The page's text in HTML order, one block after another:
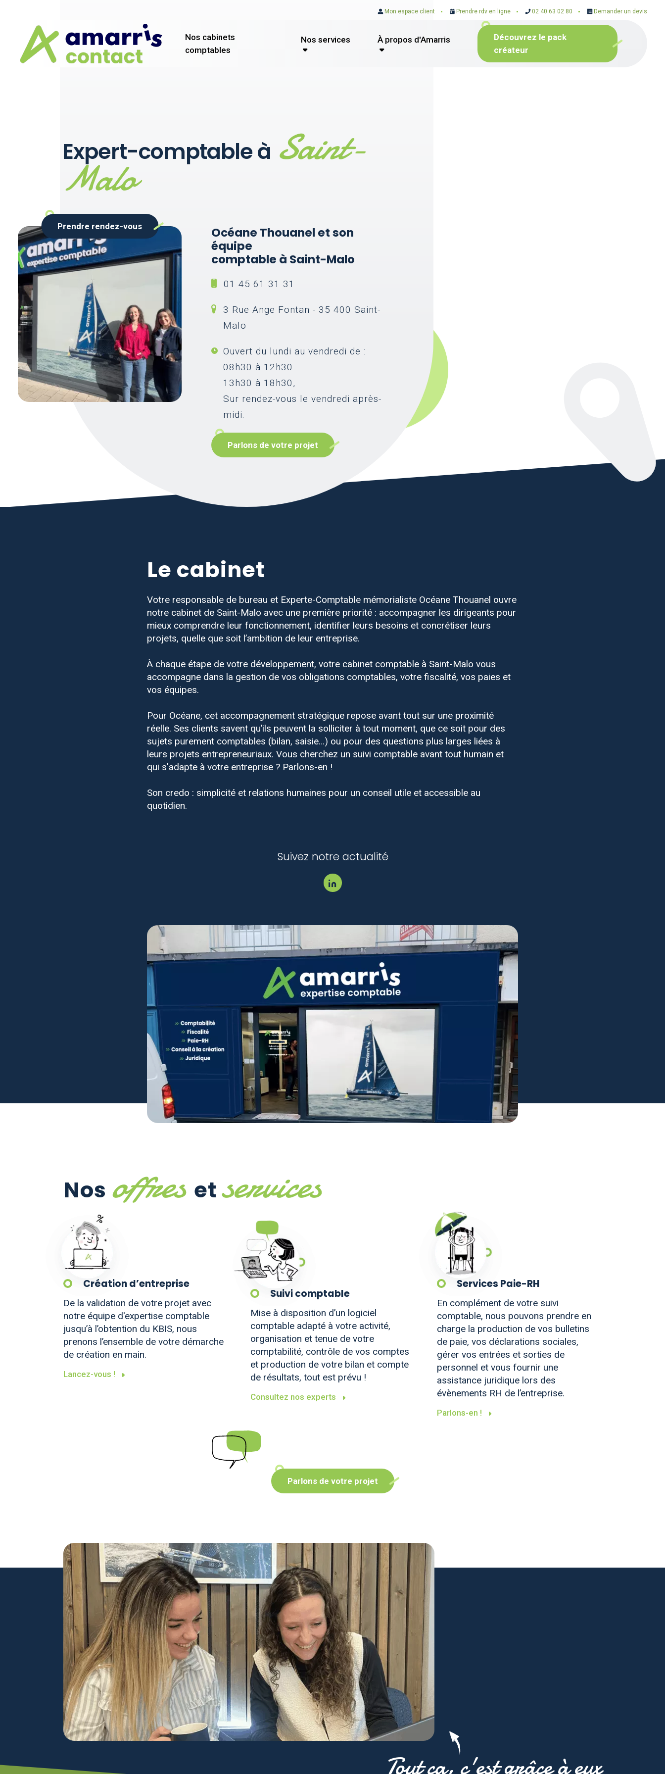
menu
contenu
Nos cabinets
comptables
Nos services À propos d'Amarris
Découvrez le pack
créateur
Mon espace client Prendre rdv en ligne 02 40 63 02 80 Demander un devis
Expert-comptable à Saint-
Malo
Prendre rendez-vous
Océane Thouanel et son
équipe
comptable à Saint-Malo
01 45 61 31 31
3 Rue Ange Fontan - 35 400 Saint-
Malo
Ouvert du lundi au vendredi de :
08h30 à 12h30
13h30 à 18h30,
Sur rendez-vous le vendredi après-
midi.
Parlons de votre projet
Le cabinet
Votre responsable de bureau et Experte-Comptable mémorialiste Océane Thouanel ouvre
notre cabinet de Saint-Malo avec une première priorité : accompagner les dirigeants pour
mieux comprendre leur fonctionnement, identifier leurs besoins et concrétiser leurs
projets, quelle que soit l’ambition de leur entreprise.
À chaque étape de votre développement, votre cabinet comptable à Saint-Malo vous
accompagne dans la gestion de vos obligations comptables, votre fiscalité, vos paies et
vos équipes.
Pour Océane, cet accompagnement stratégique repose avant tout sur une proximité
réelle. Ses clients savent qu’ils peuvent la solliciter à tout moment, que ce soit pour des
sujets purement comptables (bilan, saisie…) ou pour des questions plus larges liées à
leurs projets entrepreneuriaux. Vous cherchez un suivi comptable avant tout humain et
qui s'adapte à votre entreprise ? Parlons-en !
Son credo : simplicité et relations humaines pour un conseil utile et accessible au
quotidien.
Suivez notre actualité
Nos offres et services
Création d’entreprise
De la validation de votre projet avec
notre équipe d'expertise comptable
jusqu’à l’obtention du KBIS, nous
prenons l’ensemble de votre démarche
de création en main.
Lancez-vous !
Suivi comptable
Mise à disposition d’un logiciel
comptable adapté à votre activité,
organisation et tenue de votre
comptabilité, contrôle de vos comptes
et production de votre bilan et compte
de résultats, tout est prévu !
Consultez nos experts
Services Paie-RH
En complément de votre suivi
comptable, nous pouvons prendre en
charge la production de vos bulletins
de paie, vos déclarations sociales,
gérer vos entrées et sorties de
personnel et vous fournir une
assistance juridique lors des
évènements RH de l’entreprise.
Parlons-en !
Parlons de votre projet
Tout ça, c'est grâce à eux